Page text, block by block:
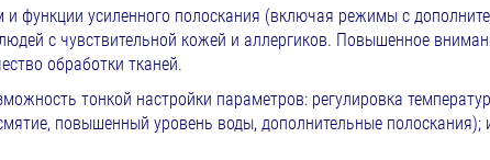
функции усиленного полоскания (включая режимы с
с чувствительной кожей и аллергиков. Повышенное
обработки тканей.
тонкой настройки параметров: регулировка
повышенный уровень воды, дополнительные